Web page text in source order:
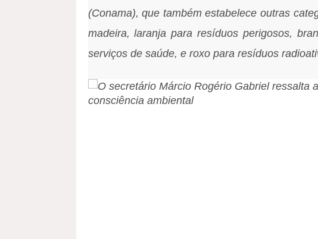
(Conama), que também estabelece outras
madeira, laranja para resíduos perigosos,
serviços de saúde, e roxo para resíduos